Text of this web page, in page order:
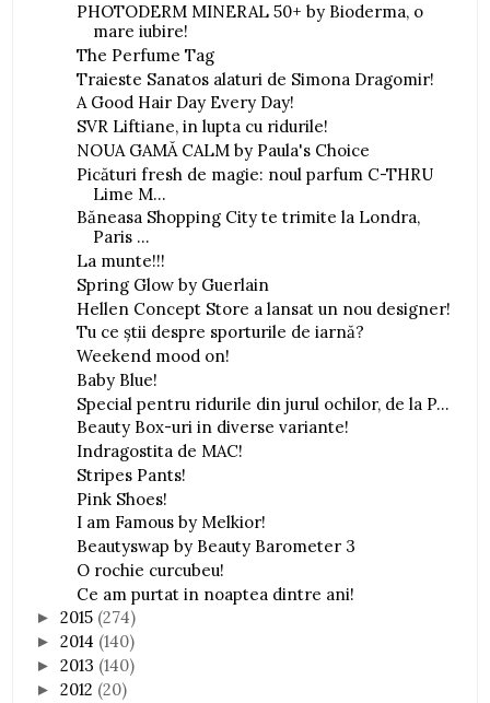
PHOTODERM MINERAL 50+ by Bioderma, o
mare iubire!
The Perfume Tag
Traieste Sanatos alaturi de Simona Dragomir!
A Good Hair Day Every Day!
SVR Liftiane, in lupta cu ridurile!
NOUA GAMĂ CALM by Paula's Choice
Picături fresh de magie: noul parfum C-THRU
Lime M...
Băneasa Shopping City te trimite la Londra,
Paris ...
La munte!!!
Spring Glow by Guerlain
Hellen Concept Store a lansat un nou designer!
Tu ce ştii despre sporturile de iarnă?
Weekend mood on!
Baby Blue!
Special pentru ridurile din jurul ochilor, de la P...
Beauty Box-uri in diverse variante!
Indragostita de MAC!
Stripes Pants!
Pink Shoes!
I am Famous by Melkior!
Beautyswap by Beauty Barometer 3
O rochie curcubeu!
Ce am purtat in noaptea dintre ani!
►2015 (274)
►2014 (140)
►2013 (140)
►2012 (20)